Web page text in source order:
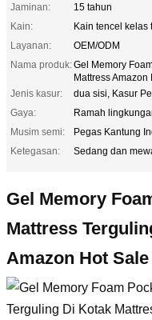
Jaminan:
15 tahun
Kain:
Kain tencel kelas
Layanan:
OEM/ODM
Nama produk:Gel Memory
Mattress Amazon
Jenis kasur:
dua sisi, Kasur
Gaya:
Ramah
Musim semi:
Pegas Kantung
Ketegasan:
Sedang dan
Gel Memory
Mattress
Amazon Hot Sale